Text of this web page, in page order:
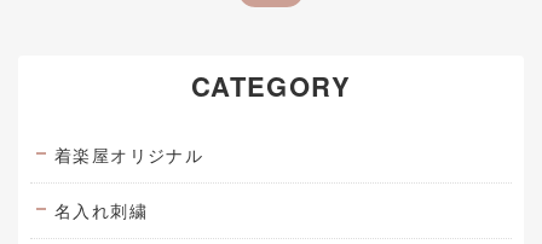
CATEGORY
着楽屋オリジナル
名入れ刺繍